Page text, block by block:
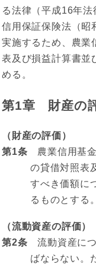
る法律（平成16年
信用保証保険法（昭
実施するため、農業
表及び損益計算書並
める。
第1章 財産の
（財産の評価）
第1条 農業信用基金
の貸借対照表
すべき価額に
るものとする。
（流動資産の評価）
第2条 流動資産に
ばならない。